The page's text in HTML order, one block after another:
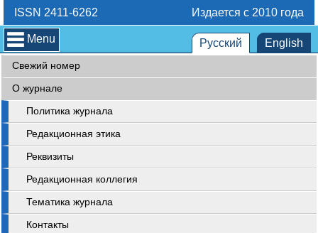
ISSN 2411-6262 Издается с 2010 года
Menu Русский English
Свежий номер
О журнале
Политика журнала
Редакционная этика
Реквизиты
Редакционная коллегия
Тематика журнала
Контакты